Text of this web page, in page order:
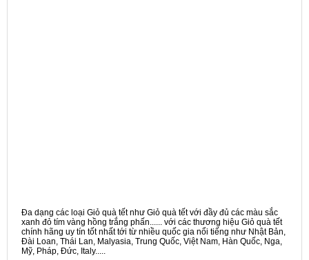
Đa dạng các loại Giỏ quà tết như Giỏ quà tết với đầy đủ các màu sắc
xanh đỏ tím vàng hồng trắng phấn...... với các thương hiệu Giỏ quà tết
chính hãng uy tín tốt nhất tới từ nhiều quốc gia nổi tiếng như Nhật Bản,
Đài Loan, Thái Lan, Malyasia, Trung Quốc, Việt Nam, Hàn Quốc, Nga,
Mỹ, Pháp, Đức, Italy.....